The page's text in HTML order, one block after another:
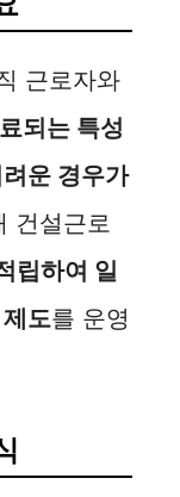
근로자와
되는 특성
운 경우가
건설근로
립하여 일
도를 운영